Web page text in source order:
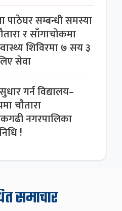
पाठेघर सम्बन्धी समस्या
र साँगाचोकमा
शिविरमा ७ सय ३
सेवा
गर्न विद्यालय–
चौतारा
नगरपालिका
!
समाचार